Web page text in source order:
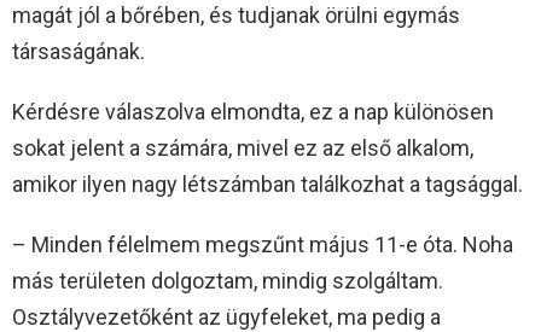
magát jól a bőrében, és tudjanak örülni egymás
társaságának.
Kérdésre válaszolva elmondta, ez a nap különösen
sokat jelent a számára, mivel ez az első alkalom,
amikor ilyen nagy létszámban találkozhat a tagsággal.
– Minden félelmem megszűnt május 11-e óta. Noha
más területen dolgoztam, mindig szolgáltam.
Osztályvezetőként az ügyfeleket, ma pedig a